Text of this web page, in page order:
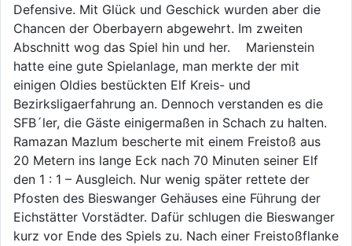
Defensive. Mit Glück und Geschick wurden aber die
Chancen der Oberbayern abgewehrt. Im zweiten
Abschnitt wog das Spiel hin und her. Marienstein
hatte eine gute Spielanlage, man merkte der mit
einigen Oldies bestückten Elf Kreis- und
Bezirksligaerfahrung an. Dennoch verstanden es die
SFB´ler, die Gäste einigermaßen in Schach zu halten.
Ramazan Mazlum bescherte mit einem Freistoß aus
20 Metern ins lange Eck nach 70 Minuten seiner Elf
den 1 : 1 – Ausgleich. Nur wenig später rettete der
Pfosten des Bieswanger Gehäuses eine Führung der
Eichstätter Vorstädter. Dafür schlugen die Bieswanger
kurz vor Ende des Spiels zu. Nach einer Freistoßflanke